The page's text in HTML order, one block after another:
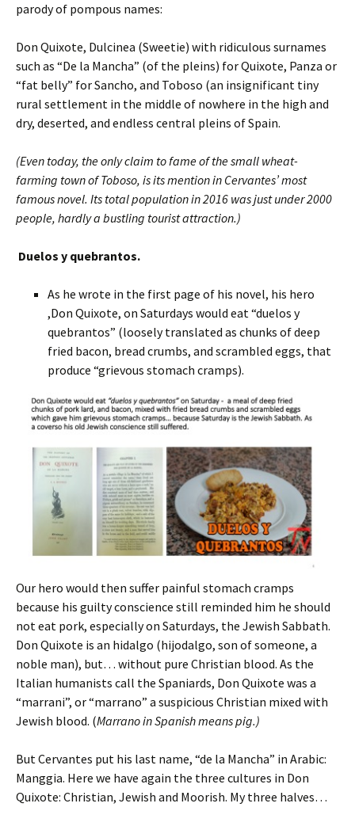
parody of pompous names:
Don Quixote, Dulcinea (Sweetie) with ridiculous surnames
such as “De la Mancha” (of the pleins) for Quixote, Panza or
“fat belly” for Sancho, and Toboso (an insignificant tiny
rural settlement in the middle of nowhere in the high and
dry, deserted, and endless central pleins of Spain.
(Even today, the only claim to fame of the small wheat-
farming town of Toboso, is its mention in Cervantes’ most
famous novel. Its total population in 2016 was just under 2000
people, hardly a bustling tourist attraction.)
Duelos y quebrantos.
As he wrote in the first page of his novel, his hero
,Don Quixote, on Saturdays would eat “duelos y
quebrantos” (loosely translated as chunks of deep
fried bacon, bread crumbs, and scrambled eggs, that
produce “grievous stomach cramps).
Our hero would then suffer painful stomach cramps
because his guilty conscience still reminded him he should
not eat pork, especially on Saturdays, the Jewish Sabbath.
Don Quixote is an hidalgo (hijodalgo, son of someone, a
noble man), but… without pure Christian blood. As the
Italian humanists call the Spaniards, Don Quixote was a
“marrani”, or “marrano” a suspicious Christian mixed with
Jewish blood. (Marrano in Spanish means pig.)
But Cervantes put his last name, “de la Mancha” in Arabic:
Manggia. Here we have again the three cultures in Don
Quixote: Christian, Jewish and Moorish. My three halves…